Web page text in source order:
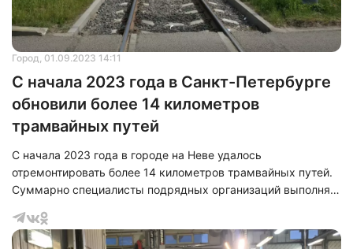
Город, 01.09.2023 14:11
С начала 2023 года в Санкт-Петербурге
обновили более 14 километров
трамвайных путей
С начала 2023 года в городе на Неве удалось
отремонтировать более 14 километров трамвайных путей.
Суммарно специалисты подрядных организаций выполнят
28,66 км. Так работы проведут в Красногвардейском,
Адмиралтейском, Василеостровском, Кировском,